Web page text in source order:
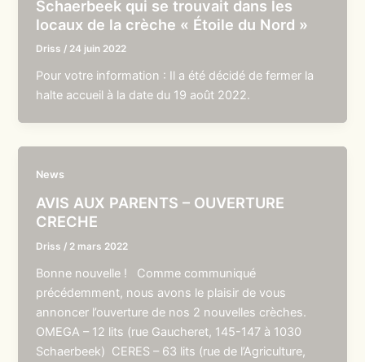
Schaerbeek qui se trouvait dans les
locaux de la crèche « Étoile du Nord »
Driss / 24 juin 2022
Pour votre information : Il a été décidé de fermer la
halte accueil à la date du 19 août 2022.
News
AVIS AUX PARENTS – OUVERTURE
CRECHE
Driss / 2 mars 2022
Bonne nouvelle ! Comme communiqué
précédemment, nous avons le plaisir de vous
annoncer l’ouverture de nos 2 nouvelles crèches.
OMEGA – 12 lits (rue Gaucheret, 145-147 à 1030
Schaerbeek) CERES – 63 lits (rue de l’Agriculture,